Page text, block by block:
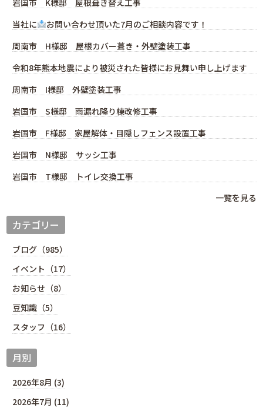
当社に
お問い合わせ頂いた7月のご相談内容です！
周南市 H様邸 屋根カバー葺き・外壁塗装工事
令和8年熊本地震により被災された皆様にお見舞い申し上げます
周南市 I様邸 外壁塗装工事
岩国市 S様邸 雨漏れ降り棟改修工事
岩国市 F様邸 家屋解体・目隠しフェンス設置工事
岩国市 N様邸 サッシ工事
岩国市 T様邸 トイレ交換工事
一覧を見る
カテゴリー
ブログ（985）
イベント（17）
お知らせ（8）
豆知識（5）
スタッフ（16）
月別
2026年8月 (3)
2026年7月 (11)